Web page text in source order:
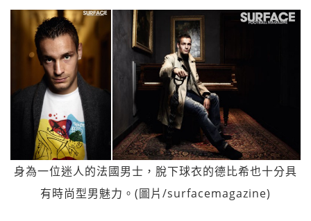
身為一位迷人的法國男士，脫下球衣的德比希也十分具
有時尚型男魅力。(圖片/surfacemagazine)